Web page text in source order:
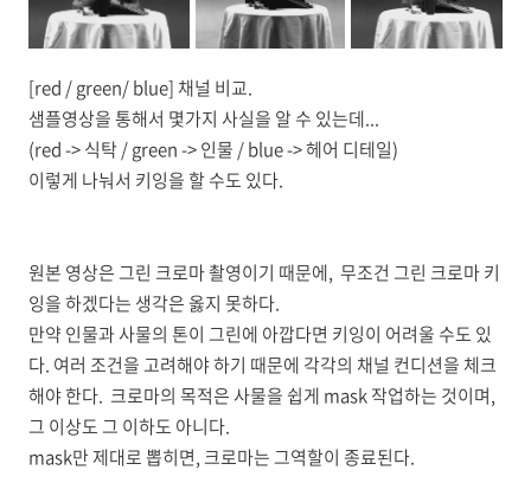
[red / green/ blue] 채널 비교.
샘플영상을 통해서 몇가지 사실을 알 수 있는데...
(red -> 식탁 / green -> 인물 / blue -> 헤어 디테일)
이렇게 나눠서 키잉을 할 수도 있다.
원본 영상은 그린 크로마 촬영이기 때문에, 무조건 그린 크로마 키
잉을 하겠다는 생각은 옳지 못하다.
만약 인물과 사물의 톤이 그린에 아깝다면 키잉이 어려울 수도 있
다. 여러 조건을 고려해야 하기 때문에 각각의 채널 컨디션을 체크
해야 한다. 크로마의 목적은 사물을 쉽게 mask 작업하는 것이며,
그 이상도 그 이하도 아니다.
mask만 제대로 뽑히면, 크로마는 그역할이 종료된다.